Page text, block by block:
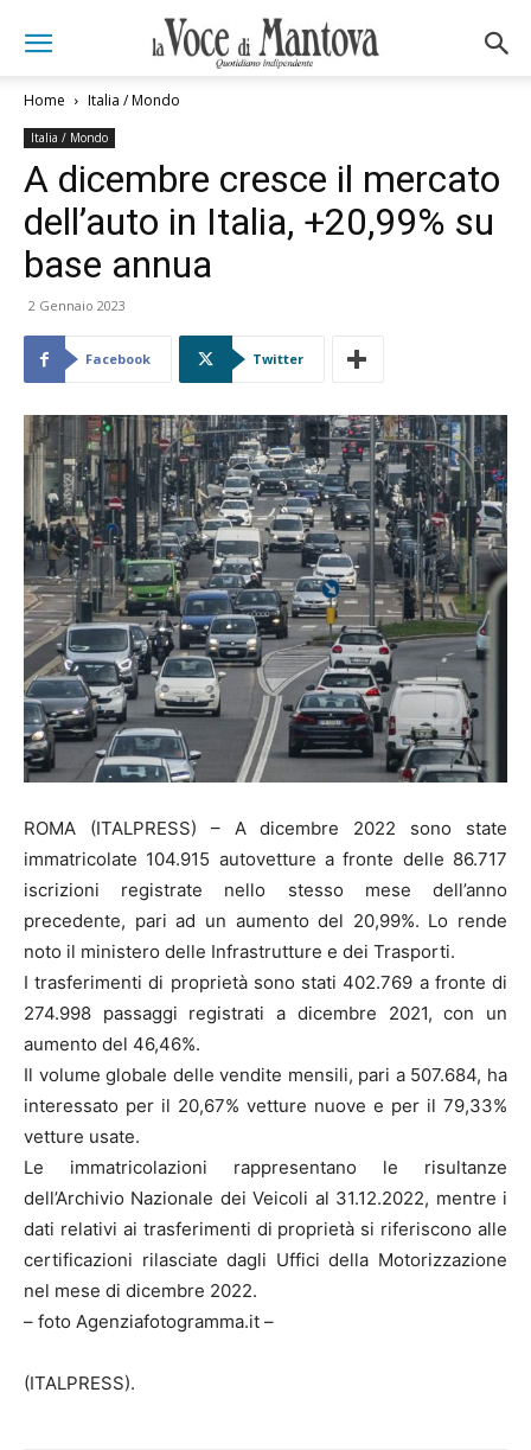
Home Italia / Mondo
Italia / Mondo
A dicembre cresce il mercato
dell’auto in Italia, +20,99% su
base annua
2 Gennaio 2023
Facebook Twitter
ROMA (ITALPRESS) – A dicembre 2022 sono state
immatricolate 104.915 autovetture a fronte delle 86.717
iscrizioni registrate nello stesso mese dell’anno
precedente, pari ad un aumento del 20,99%. Lo rende
noto il ministero delle Infrastrutture e dei Trasporti.
I trasferimenti di proprietà sono stati 402.769 a fronte di
274.998 passaggi registrati a dicembre 2021, con un
aumento del 46,46%.
Il volume globale delle vendite mensili, pari a 507.684, ha
interessato per il 20,67% vetture nuove e per il 79,33%
vetture usate.
Le immatricolazioni rappresentano le risultanze
dell’Archivio Nazionale dei Veicoli al 31.12.2022, mentre i
dati relativi ai trasferimenti di proprietà si riferiscono alle
certificazioni rilasciate dagli Uffici della Motorizzazione
nel mese di dicembre 2022.
– foto Agenziafotogramma.it –
(ITALPRESS).